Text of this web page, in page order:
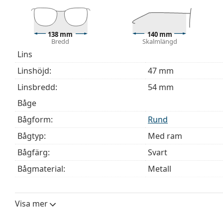
Vi levererar glasögonen i sitt originalfodral.
Den medföljande putsduken är idealisk för
modeller kan komma med en tygpåse i stället för
Upptäck helaglasögon sortimentet för att hitta fler
behöver hjälp med att välja ditt par.
Detta är en medicinteknisk produkt. Läs
138 mm
Bredd
140 mm
Skalmlängd
Lins
Linshöjd:
47 mm
Linsbredd:
54 mm
Båge
Bågform:
Rund
Bågtyp:
Med ram
Bågfärg:
Svart
Bågmaterial:
Metall
Bredd:
Visa mer